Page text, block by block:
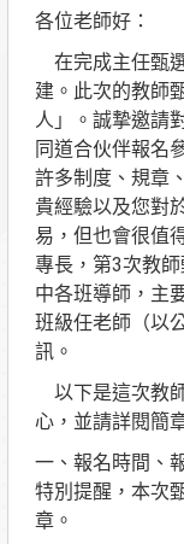
各位老師好：
在完成主任甄
建。此次的教師
人」。誠摯邀請
同道合伙伴報名
許多制度、規章
貴經驗以及您對
易，但也會很值
專長，第3次教
中各班導師，主
班級任老師（以
訊。
以下是這次教
心，並請詳閱簡
一、報名時間、
特別提醒，本次
章。